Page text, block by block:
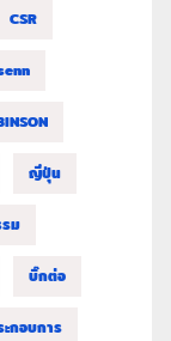
CSR
ญี่ปุ่น
ม
บิ๊กต่อ
กอบการ